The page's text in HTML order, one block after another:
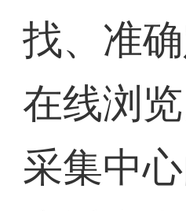
找、准确
在线浏
采集中